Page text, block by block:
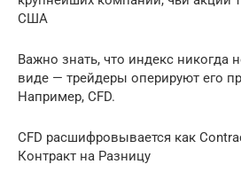
США
Важно знать, что индекс никогда
виде — трейдеры оперируют его
Например, CFD.
CFD расшифровывается как
Контракт на Разницу